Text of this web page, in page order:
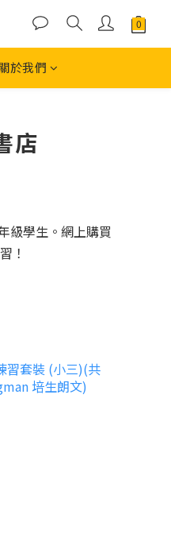
於我們
店
級學生。網上購買
！